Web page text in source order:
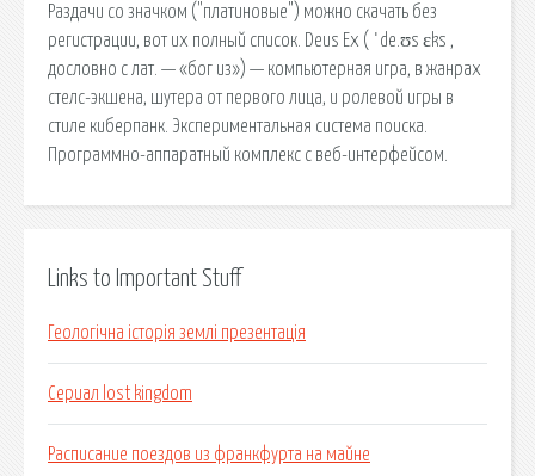
Раздачи со значком ("платиновые") можно скачать без
регистрации, вот их полный список. Deus Ex ( ˈde.ʊs ɛks ,
дословно с лат. — «бог из») — компьютерная игра, в жанрах
стелс-экшена, шутера от первого лица, и ролевой игры в
стиле киберпанк. Экспериментальная система поиска.
Программно-аппаратный комплекс с веб-интерфейсом.
Links to Important Stuff
Геологічна історія землі презентація
Сериал lost kingdom
Расписание поездов из франкфурта на майне